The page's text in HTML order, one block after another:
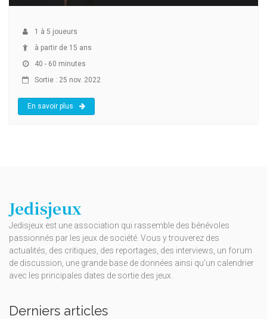
1 à 5 joueurs
à partir de 15 ans
40 - 60 minutes
Sortie : 25 nov. 2022
En savoir plus
Jedisjeux
Jedisjeux est une association qui rassemble des bénévoles
passionnés par les jeux de société. Vous y trouverez des
actualités, des critiques, des reportages, des interviews, un forum
de discussion, une grande base de données ainsi qu’un calendrier
avec les principales dates de sortie des jeux.
Derniers articles